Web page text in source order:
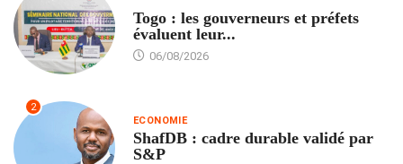
Togo : les gouverneurs et préfets
évaluent leur...
06/08/2026
2
ECONOMIE
ShafDB : cadre durable validé par
S&P